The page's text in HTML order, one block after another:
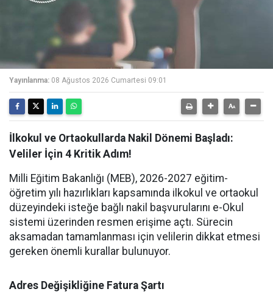
Yayınlanma: 08 Ağustos 2026 Cumartesi 09:01
İlkokul ve Ortaokullarda Nakil Dönemi Başladı:
Veliler İçin 4 Kritik Adım!
Milli Eğitim Bakanlığı (MEB), 2026-2027 eğitim-
öğretim yılı hazırlıkları kapsamında ilkokul ve ortaokul
düzeyindeki isteğe bağlı nakil başvurularını e-Okul
sistemi üzerinden resmen erişime açtı. Sürecin
aksamadan tamamlanması için velilerin dikkat etmesi
gereken önemli kurallar bulunuyor.
Adres Değişikliğine Fatura Şartı